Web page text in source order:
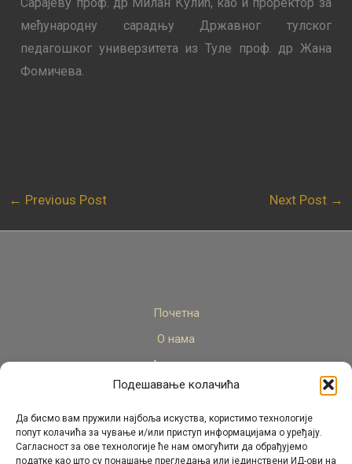
Подешавање колачића
Да бисмо вам пружили најбоља искуства, користимо технологије
попут колачића за чување и/или приступ информацијама о уређају.
Сагласност за ове технологије ће нам омогућити да обрађујемо
податке као што су понашање прегледања или јединствени ИД-ови на
Сарајеву проф. др Милан Кулић, као и проректор за
међународну сарадњу Државног тулског
педагошког универзитета из Туле проф. др Жана
Фомичева.
← Previous Post Next Post →
Почетна
О нама
Актуелно
Стручни кадар
Пројекти
Архива